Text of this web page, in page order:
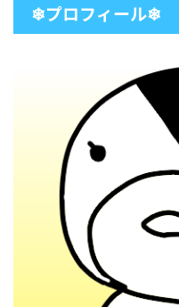
❄プロフィール❄